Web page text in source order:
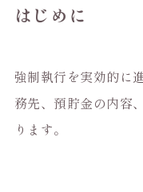
はじめに
強制執行を実効的に
務先、預貯金の内容
ります。